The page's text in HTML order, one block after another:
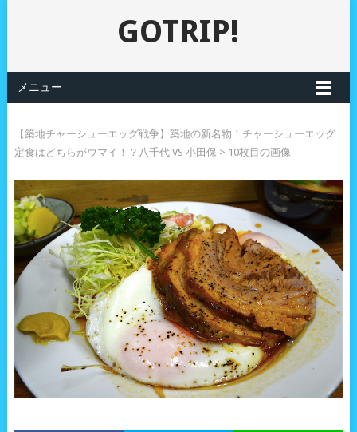
GOTRIP!
メニュー
【築地チャーシューエッグ戦争】築地の新名物！チャーシューエッグ
定食はどちらがウマイ！？八千代 VS 小田保 > 10枚目の画像